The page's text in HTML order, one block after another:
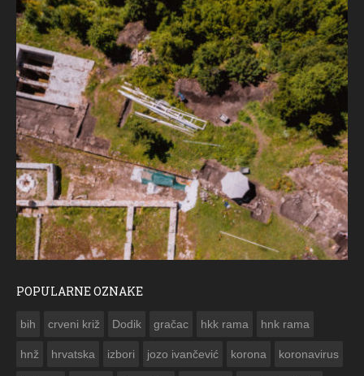
POPULARNE OZNAKE
bih crveni križ Dodik gračac hkk rama hnk rama
hnž hrvatska izbori jozo ivančević korona koronavirus